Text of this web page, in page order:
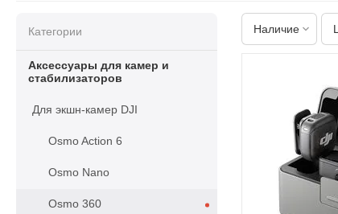
Наличие
Категории
Аксессуары для камер и
стабилизаторов
Для экшн-камер DJI
Osmo Action 6
Osmo Nano
Osmo 360